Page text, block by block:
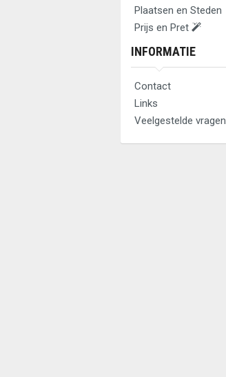
Plaatsen en Steden
Prijs en Pret
INFORMATIE
Contact
Links
Veelgestelde vragen